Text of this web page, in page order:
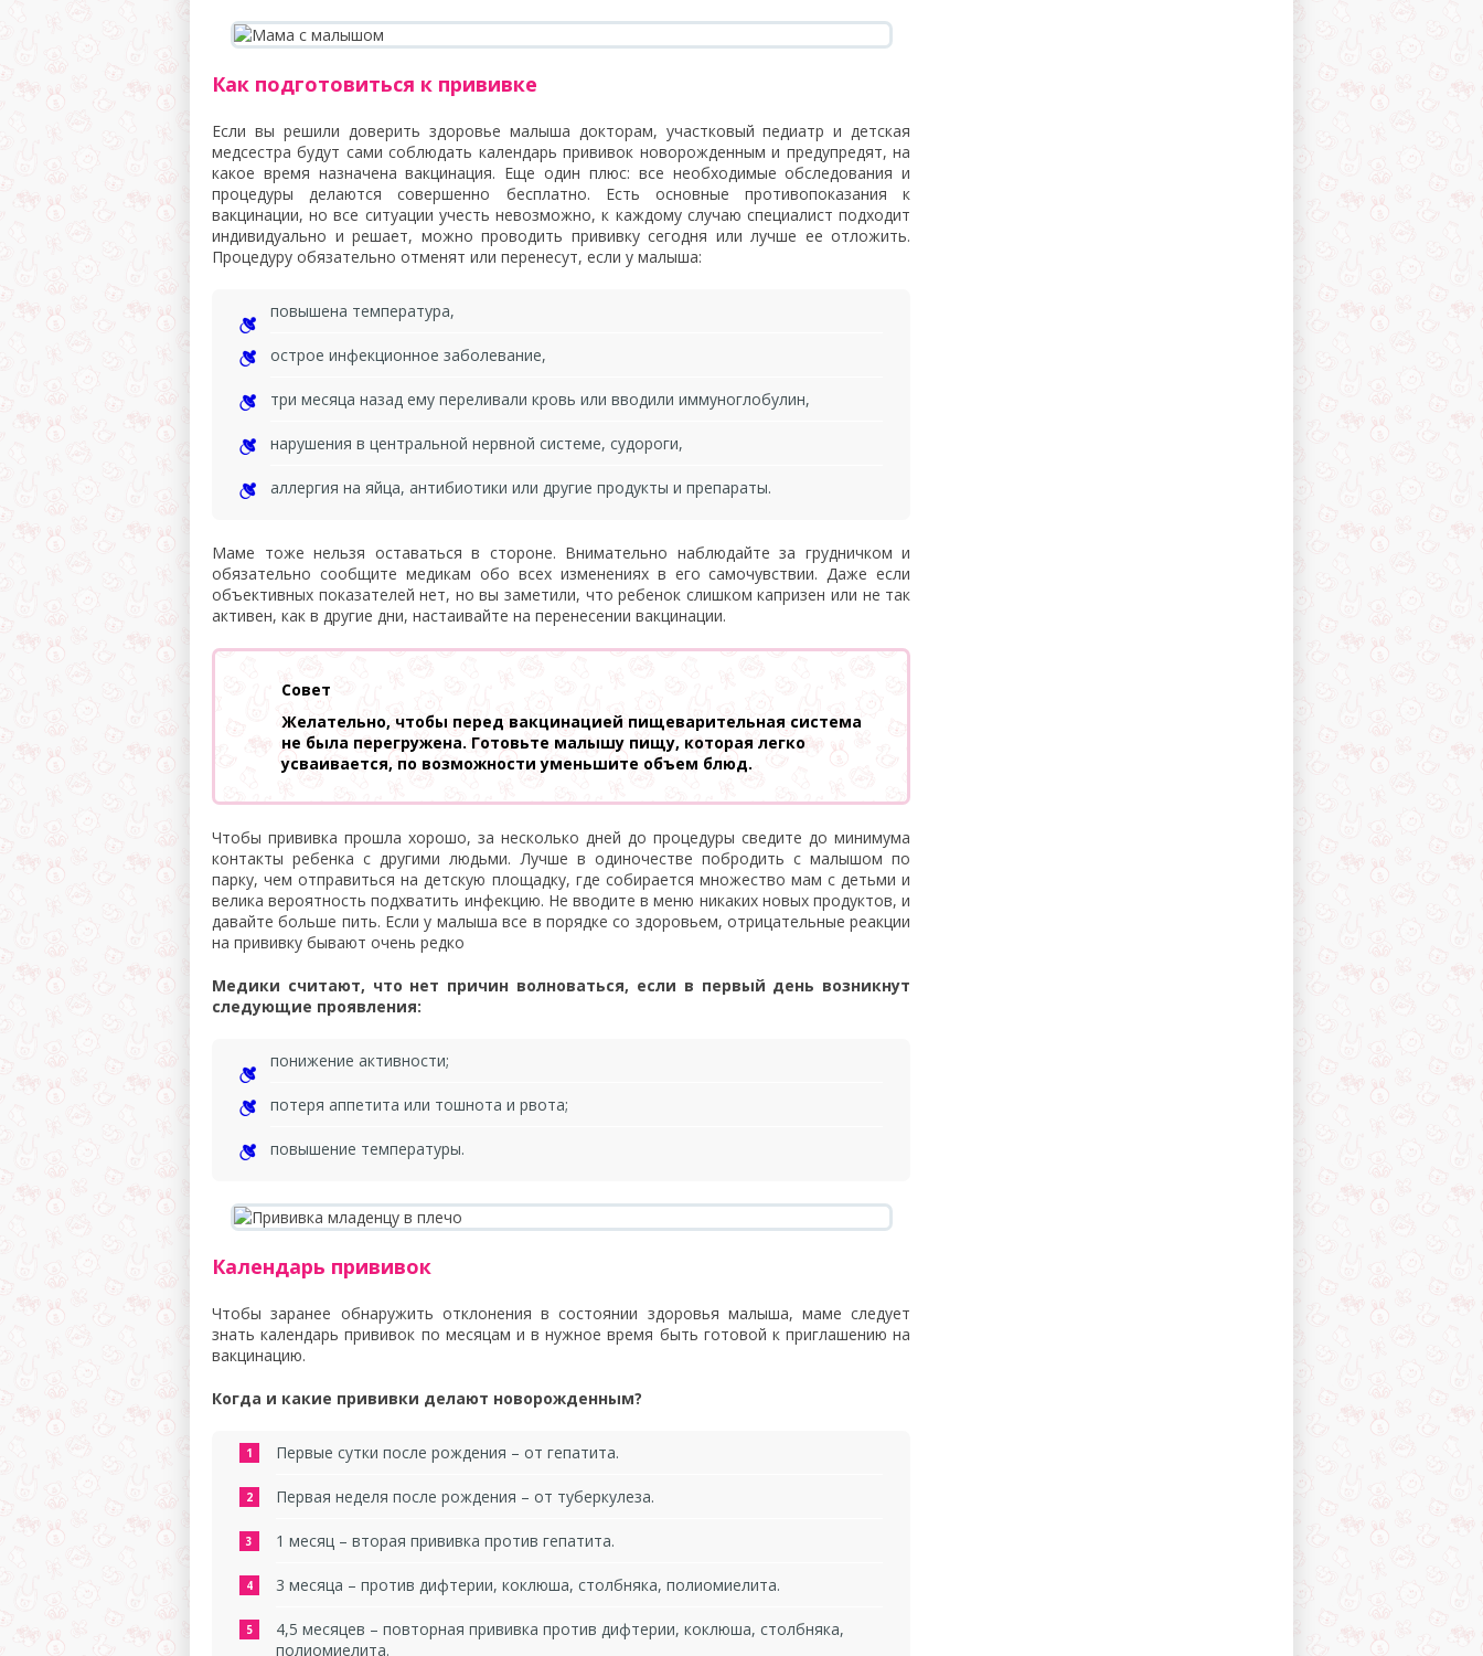
Как подготовиться к прививке
Если вы решили доверить здоровье малыша докторам, участковый педиатр и детская
медсестра будут сами соблюдать календарь прививок новорожденным и предупредят, на
какое время назначена вакцинация. Еще один плюс: все необходимые обследования и
процедуры делаются совершенно бесплатно. Есть основные противопоказания к
вакцинации, но все ситуации учесть невозможно, к каждому случаю специалист подходит
индивидуально и решает, можно проводить прививку сегодня или лучше ее отложить.
Процедуру обязательно отменят или перенесут, если у малыша:
повышена температура,
острое инфекционное заболевание,
три месяца назад ему переливали кровь или вводили иммуноглобулин,
нарушения в центральной нервной системе, судороги,
аллергия на яйца, антибиотики или другие продукты и препараты.
Маме тоже нельзя оставаться в стороне. Внимательно наблюдайте за грудничком и
обязательно сообщите медикам обо всех изменениях в его самочувствии. Даже если
объективных показателей нет, но вы заметили, что ребенок слишком капризен или не так
активен, как в другие дни, настаивайте на перенесении вакцинации.
Совет
Желательно, чтобы перед вакцинацией пищеварительная система
не была перегружена. Готовьте малышу пищу, которая легко
усваивается, по возможности уменьшите объем блюд.
Чтобы прививка прошла хорошо, за несколько дней до процедуры сведите до минимума
контакты ребенка с другими людьми. Лучше в одиночестве побродить с малышом по
парку, чем отправиться на детскую площадку, где собирается множество мам с детьми и
велика вероятность подхватить инфекцию. Не вводите в меню никаких новых продуктов, и
давайте больше пить. Если у малыша все в порядке со здоровьем, отрицательные реакции
на прививку бывают очень редко
Медики считают, что нет причин волноваться, если в первый день возникнут
следующие проявления:
понижение активности;
потеря аппетита или тошнота и рвота;
повышение температуры.
Календарь прививок
Чтобы заранее обнаружить отклонения в состоянии здоровья малыша, маме следует
знать календарь прививок по месяцам и в нужное время быть готовой к приглашению на
вакцинацию.
Когда и какие прививки делают новорожденным?
Первые сутки после рождения – от гепатита.
Первая неделя после рождения – от туберкулеза.
1 месяц – вторая прививка против гепатита.
3 месяца – против дифтерии, коклюша, столбняка, полиомиелита.
4,5 месяцев – повторная прививка против дифтерии, коклюша, столбняка,
полиомиелита.